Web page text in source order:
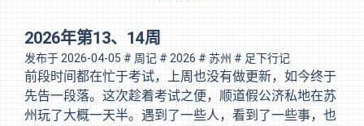
2026年第13、14周
发布于 2026-04-05 # 周记 # 2026 # 苏州 # 足下行记
前段时间都在忙于考试，上周也没有做更新，如今终于
先告一段落。这次趁着考试之便，顺道假公济私地在苏
州玩了大概一天半。遇到了一些人，看到了一些事，也